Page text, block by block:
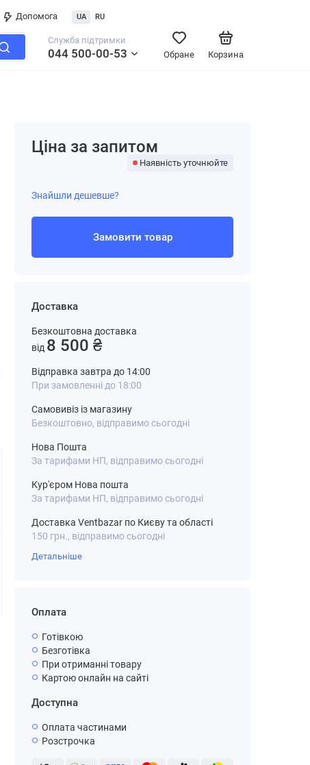
Допомога UA RU
Служба підтримки
044 500-00-53 Корзина
Обране
Ціна за запитом
Наявність уточнюйте
Знайшли дешевше?
Замовити товар
Доставка
Безкоштовна доставка
від 8 500 ₴
Відправка завтра до 14:00
При замовленні до 18:00
Самовивіз із магазину
Безкоштовно, відправимо сьогодні
Нова Пошта
За тарифами НП, відправимо сьогодні
Кур'єром Нова пошта
За тарифами НП, відправимо сьогодні
Доставка Ventbazar по Києву та області
150 грн., відправимо сьогодні
Детальніше
Оплата
Готівкою
Безготівка
При отриманні товару
Картою онлайн на сайті
Доступна
Оплата частинами
Розстрочка